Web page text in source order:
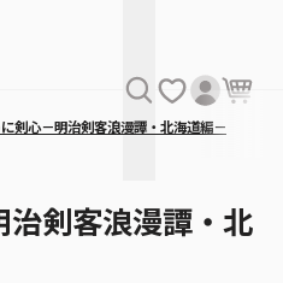
剣心－明治剣客浪漫譚・北海道編－
剣客浪漫譚・北